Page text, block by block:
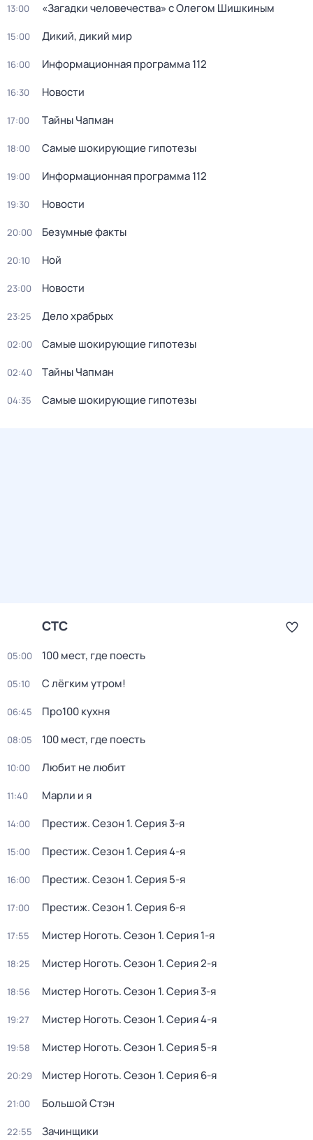
13:00 «Загадки человечества» с Олегом Шишкиным
15:00 Дикий, дикий мир
16:00 Информационная программа 112
16:30 Новости
17:00 Тaйны Чапман
18:00 Самые шoкиpующие гипотезы
19:00 Информационная программа 112
19:30 Новости
20:00 Безумные факты
20:10 Ной
23:00 Новости
23:25 Дело храбрых
02:00 Самые шoкиpующие гипотезы
02:40 Тaйны Чапман
04:35 Самые шoкиpующие гипотезы
СТС
05:00 100 мест, где поесть
05:10 С лёгким утром!
06:45 Про100 кухня
08:05 100 мест, где поесть
10:00 Любит не любит
11:40 Марли и я
14:00 Престиж. Сезон 1. Серия 3-я
15:00 Престиж. Сезон 1. Серия 4-я
16:00 Престиж. Сезон 1. Серия 5-я
17:00 Престиж. Сезон 1. Серия 6-я
17:55 Мистер Ноготь. Сезон 1. Серия 1-я
18:25 Мистер Ноготь. Сезон 1. Серия 2-я
18:56 Мистер Ноготь. Сезон 1. Серия 3-я
19:27 Мистер Ноготь. Сезон 1. Серия 4-я
19:58 Мистер Ноготь. Сезон 1. Серия 5-я
20:29 Мистер Ноготь. Сезон 1. Серия 6-я
21:00 Большой Стэн
22:55 Зачинщики